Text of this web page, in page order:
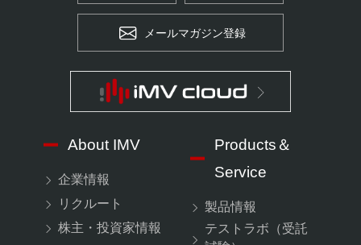
メールマガジン登録
About IMV
企業情報
リクルート
株主・投資家情報
Products＆
Service
製品情報
テストラボ（受託